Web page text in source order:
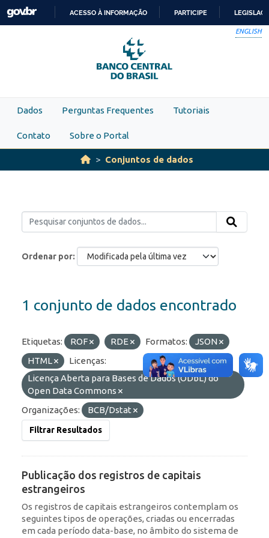
Skip to main content
PARA
O
CONTEÚDO
ACESSO À INFORMAÇÃO PARTICIPE
ENGLISH
Dados Perguntas Frequentes Tutoriais
Contato Sobre o Portal
Conjuntos de dados
Ordenar por
1 conjunto de dados encontrado
Etiquetas: ROF RDE Formatos:
JSON
HTML
Licenças:
Licença Aberta para Bases de Dados (ODbL) do
Open Data Commons
Organizações:
BCB/Dstat
Filtrar Resultados
Publicação dos registros de capitais
estrangeiros
Os registros de capitais estrangeiros contemplam os
seguintes tipos de operações, criadas ou encerradas
em cada período data-base, no âmbito do sistema de